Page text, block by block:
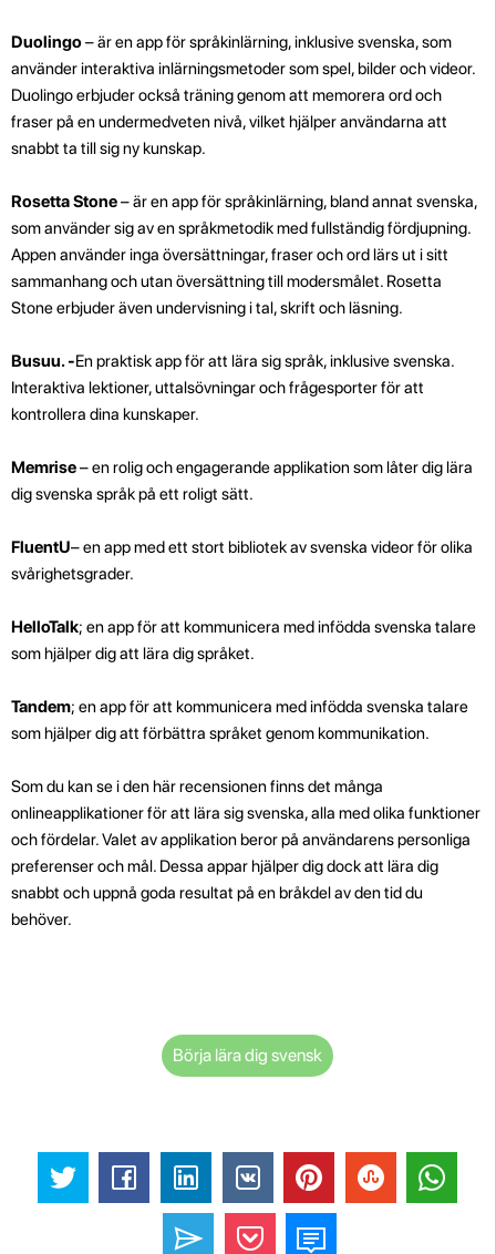
Duolingo– är en app för språkinlärning, inklusive svenska, som
använder interaktiva inlärningsmetoder som spel, bilder och videor.
Duolingo erbjuder också träning genom att memorera ord och
fraser på en undermedveten nivå, vilket hjälper användarna att
snabbt ta till sig ny kunskap.
Rosetta Stone– är en app för språkinlärning, bland annat svenska,
som använder sig av en språkmetodik med fullständig fördjupning.
Appen använder inga översättningar, fraser och ord lärs ut i sitt
sammanhang och utan översättning till modersmålet. Rosetta
Stone erbjuder även undervisning i tal, skrift och läsning.
Busuu. -En praktisk app för att lära sig språk, inklusive svenska.
Interaktiva lektioner, uttalsövningar och frågesporter för att
kontrollera dina kunskaper.
Memrise– en rolig och engagerande applikation som låter dig lära
dig svenska språk på ett roligt sätt.
FluentU– en app med ett stort bibliotek av svenska videor för olika
svårighetsgrader.
HelloTalk; en app för att kommunicera med infödda svenska talare
som hjälper dig att lära dig språket.
Tandem; en app för att kommunicera med infödda svenska talare
som hjälper dig att förbättra språket genom kommunikation.
Som du kan se i den här recensionen finns det många
onlineapplikationer för att lära sig svenska, alla med olika funktioner
och fördelar. Valet av applikation beror på användarens personliga
preferenser och mål. Dessa appar hjälper dig dock att lära dig
snabbt och uppnå goda resultat på en bråkdel av den tid du
behöver.
Börja lära dig svensk